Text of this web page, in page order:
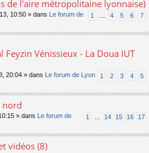
de l'aire métropolitaine lyonnaise)
1 4 5 6 7
10:50 » dans
Le forum de
Feyzin Vénissieux - La Doua IUT
1 2 3 4 5
20:04 » dans
Le forum de Lyon
nord
1 14 15 16 17
» dans
Le forum de
vidéos (8)